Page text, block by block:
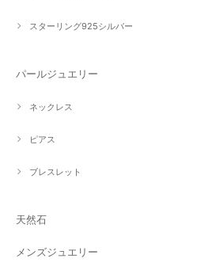
スターリング925シルバー
パールジュエリー
ネックレス
ピアス
ブレスレット
天然石
メンズジュエリー